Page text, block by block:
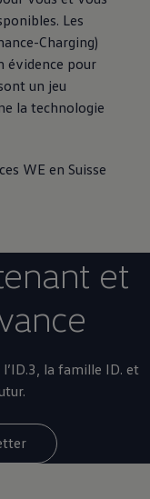
Les
Charging)
évidence pour
un jeu
la technologie
WE en Suisse
et
la famille ID. et